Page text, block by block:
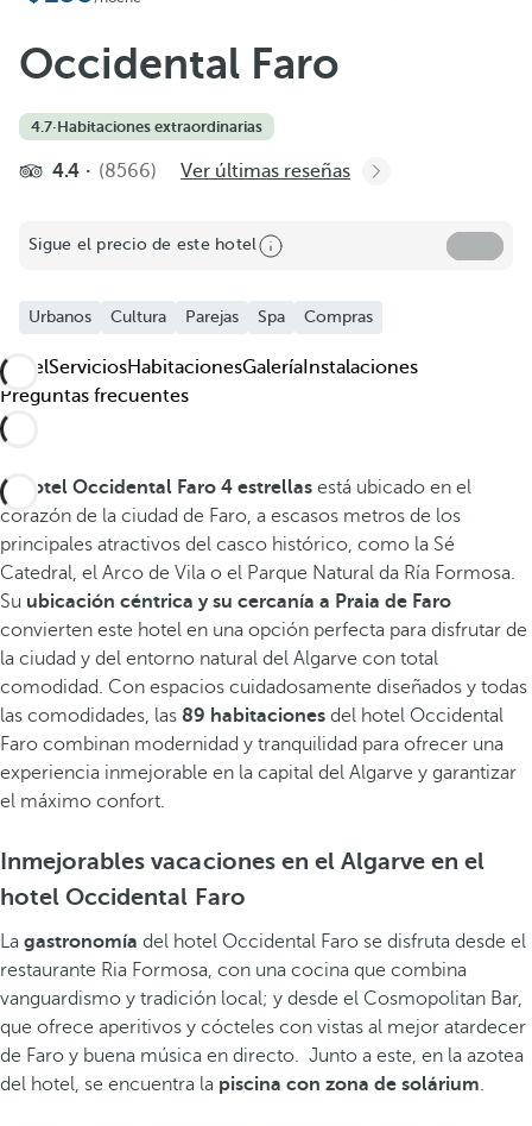
Occidental Faro
4.7·Habitaciones extraordinarias
4.4 (8566) Ver últimas reseñas
Sigue el precio de este hotel
Urbanos Cultura Parejas Spa Compras
HotelServiciosHabitacionesGalería Instalaciones
Preguntas frecuentes
El hotel Occidental Faro 4 estrellas está ubicado en el
corazón de la ciudad de Faro, a escasos metros de los
principales atractivos del casco histórico, como la Sé
Catedral, el Arco de Vila o el Parque Natural da Ría Formosa.
Su ubicación céntrica y su cercanía a Praia de Faro
convierten este hotel en una opción perfecta para disfrutar de
la ciudad y del entorno natural del Algarve con total
comodidad. Con espacios cuidadosamente diseñados y todas
las comodidades, las 89 habitaciones del hotel Occidental
Faro combinan modernidad y tranquilidad para ofrecer una
experiencia inmejorable en la capital del Algarve y garantizar
el máximo confort.
Inmejorables vacaciones en el Algarve en el
hotel Occidental Faro
La gastronomía del hotel Occidental Faro se disfruta desde el
restaurante Ria Formosa, con una cocina que combina
vanguardismo y tradición local; y desde el Cosmopolitan Bar,
que ofrece aperitivos y cócteles con vistas al mejor atardecer
de Faro y buena música en directo. Junto a este, en la azotea
del hotel, se encuentra la piscina con zona de solárium.